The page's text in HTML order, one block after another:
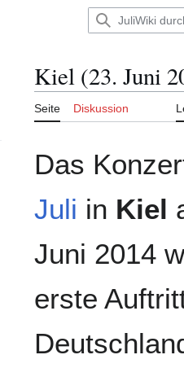
Kiel (23. Juni
Seite Diskussion
Das
Juli in Kiel
Juni 2014
erste